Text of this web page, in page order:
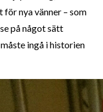
nya vänner – som
på något sätt
ingå i historien